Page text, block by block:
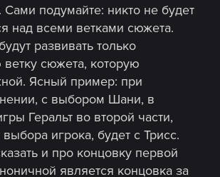
Сами подумайте: никто не будет
над всеми ветками сюжета.
развивать только
сюжета, которую
Ясный пример: при
с выбором Шани, в
Геральт во второй части,
игрока, будет с Трисс.
и про концовку первой
является концовка за